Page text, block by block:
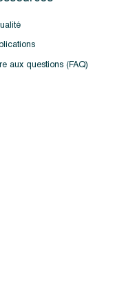
aux questions (FAQ)